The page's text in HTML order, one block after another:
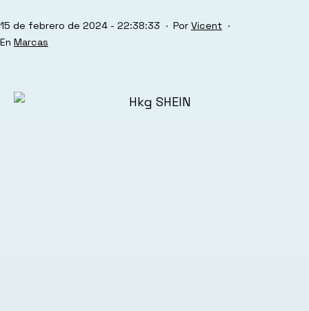
Publicada
el
15 de febrero de 2024 - 22:38:33 Por Vicent
Categorizado
Marcas